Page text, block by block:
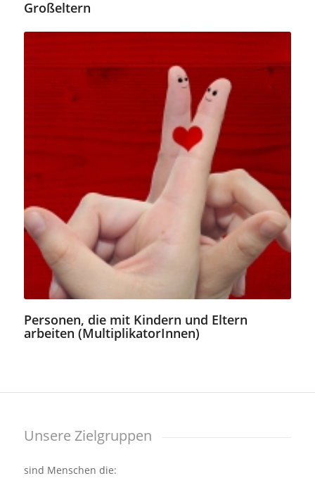
Großeltern
Personen, die mit Kindern und Eltern
arbeiten (MultiplikatorInnen)
Unsere Zielgruppen
sind Menschen die: